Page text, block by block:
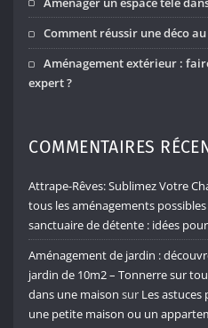
Comment réussir une déco
Aménagement extérieur :
expert ?
COMMENTAIRES
Attrape-Rêves: Sublimez Votre
tous les aménagements
sanctuaire de détente : idées
Aménagement de jardin :
jardin de 10m2 – Tonnerre sur
dans une maison sur Les astuces
une petite maison ou un